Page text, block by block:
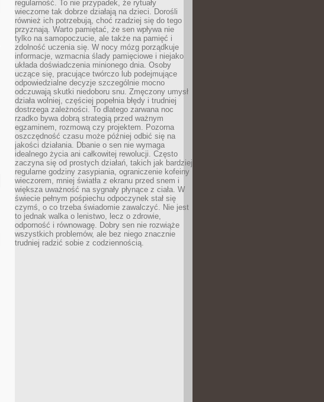
regularność. To nie przypadek, że rytuały
wieczorne tak dobrze działają na dzieci. Dorośli
również ich potrzebują, choć rzadziej się do tego
przyznają. Warto pamiętać, że sen wpływa nie
tylko na samopoczucie, ale także na pamięć i
zdolność uczenia się. W nocy mózg porządkuje
informacje, wzmacnia ślady pamięciowe i niejako
układa doświadczenia minionego dnia. Osoby
uczące się, pracujące twórczo lub podejmujące
odpowiedzialne decyzje szczególnie mocno
odczuwają skutki niedoboru snu. Zmęczony umysł
działa wolniej, częściej popełnia błędy i trudniej
dostrzega zależności. To dlatego zarwana noc
rzadko bywa dobrą strategią przed ważnym
egzaminem, rozmową czy projektem. Pozorna
oszczędność czasu może później odbić się na
jakości działania. Dbanie o sen nie wymaga
idealnego życia ani całkowitej rewolucji. Często
zaczyna się od prostych działań, takich jak bardziej
regularne godziny zasypiania, ograniczenie kofeiny
wieczorem, mniej światła z ekranu przed snem i
większa uważność na sygnały płynące z ciała. W
świecie pełnym pośpiechu odpoczynek stał się
czymś, o co trzeba świadomie zawalczyć. Nie jest
to jednak walka o lenistwo, lecz o zdrowie,
odporność i równowagę. Dobry sen nie rozwiąże
wszystkich problemów, ale bez niego znacznie
trudniej radzić sobie z codziennością.